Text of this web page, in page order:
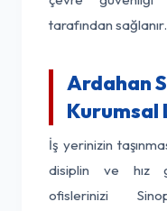
tarafından sağlanır.
Ardahan
Kurumsal
İş yerinizin
disiplin ve hız
ofislerinizi